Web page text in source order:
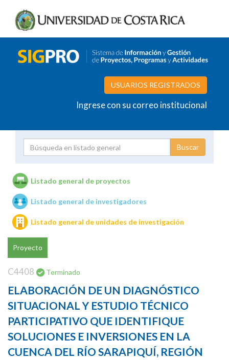
USUARIOS REGISTRADOS
Ingrese con su correo institucional
Unidades de investigación
Listado general de proyectos
Listado general de investigadores
Listado general de unidades de investigación
Proyecto
C4408 Terminado
ELABORACIÓN DE UN DIAGNÓSTICO
SITUACIONAL Y ESTUDIO TÉCNICO
PARTICIPATIVO QUE IDENTIFIQUE
SOLUCIONES E INVERSIONES EN LA
CUENCA DEL RÍO SARAPIQUÍ, REGIÓN